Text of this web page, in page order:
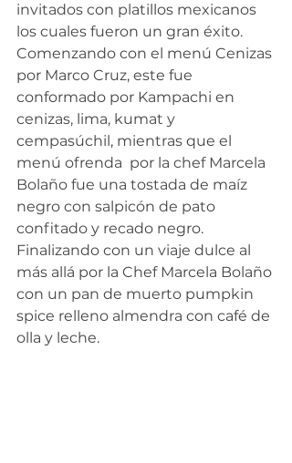
invitados con platillos mexicanos
los cuales fueron un gran éxito.
Comenzando con el menú Cenizas
por Marco Cruz, este fue
conformado por Kampachi en
cenizas, lima, kumat y
cempasúchil, mientras que el
menú ofrenda  por la chef Marcela
Bolaño fue una tostada de maíz
negro con salpicón de pato
confitado y recado negro.
Finalizando con un viaje dulce al
más allá por la Chef Marcela Bolaño
con un pan de muerto pumpkin
spice relleno almendra con café de
olla y leche.